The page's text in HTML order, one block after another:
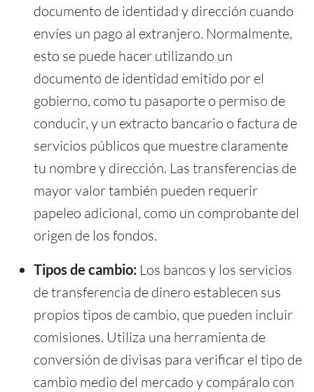
documento de identidad y dirección cuando
envíes un pago al extranjero. Normalmente,
esto se puede hacer utilizando un
documento de identidad emitido por el
gobierno, como tu pasaporte o permiso de
conducir, y un extracto bancario o factura de
servicios públicos que muestre claramente
tu nombre y dirección. Las transferencias de
mayor valor también pueden requerir
papeleo adicional, como un comprobante del
origen de los fondos.
Tipos de cambio: Los bancos y los servicios
de transferencia de dinero establecen sus
propios tipos de cambio, que pueden incluir
comisiones. Utiliza una herramienta de
conversión de divisas para verificar el tipo de
cambio medio del mercado y compáralo con